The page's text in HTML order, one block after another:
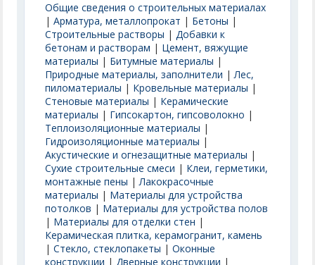
Общие сведения о строительных материалах
|Арматура, металлопрокат | Бетоны |
Строительные растворы |Добавки к
бетонам и растворам | Цемент, вяжущие
материалы | Битумные материалы |
Природные материалы, заполнители |Лес,
пиломатериалы | Кровельные материалы |
Стеновые материалы | Керамические
материалы | Гипсокартон, гипсоволокно |
Теплоизоляционные материалы |
Гидроизоляционные материалы |
Акустические и огнезащитные материалы |
Сухие строительные смеси | Клеи, герметики,
монтажные пены |Лакокрасочные
материалы | Материалы для устройства
потолков | Материалы для устройства полов
| Материалы для отделки стен |
Керамическая плитка, керамогранит, камень
|Стекло, стеклопакеты |Оконные
конструкции |Дверные конструкции |